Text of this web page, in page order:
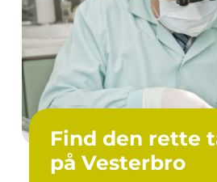
Find den rette
på Vesterbro